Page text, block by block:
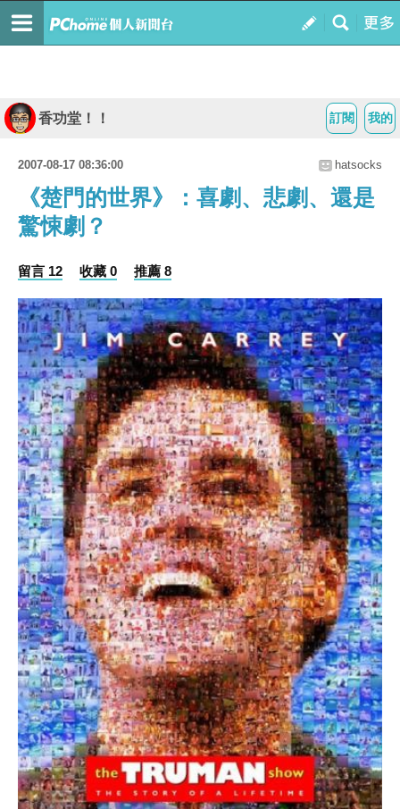
我的
訂閱
香功堂！！
2007-08-17 08:36:00 hatsocks
《楚門的世界》：喜劇、悲劇、還是
驚悚劇？
留言 12 收藏 0 推薦 8